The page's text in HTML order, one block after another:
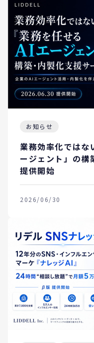
お知らせ
業務効率化ではな
ージェント」の構
提供開始
2026/06/30